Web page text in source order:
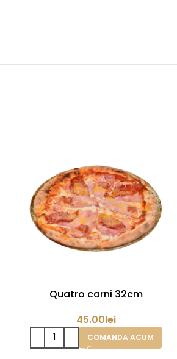
Quatro carni 32cm
45.00lei
COMANDA ACUM